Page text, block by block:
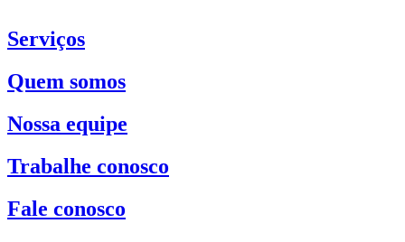
Serviços
Quem somos
Nossa equipe
Trabalhe conosco
Fale conosco